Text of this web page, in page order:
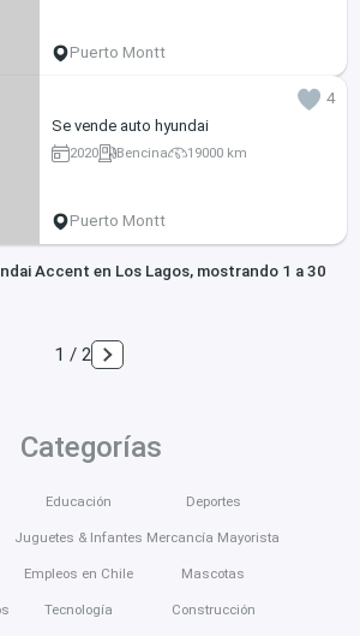
Puerto Montt
4
Se vende auto hyundai
2020 Bencina 19000 km
Puerto Montt
Accent en Los Lagos, mostrando 1 a 30
1 / 2
Categorías
Educación
Juguetes & Infantes
Empleos en Chile
Tecnología
Deportes
Mercancía Mayorista
Mascotas
Construcción